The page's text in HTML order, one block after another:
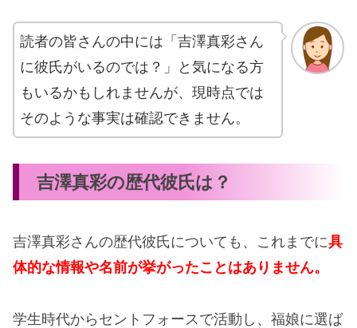
読者の皆さんの中には「吉澤真彩さん
に彼氏がいるのでは？」と気になる方
もいるかもしれませんが、現時点では
そのような事実は確認できません。
吉澤真彩の歴代彼氏は？
吉澤真彩さんの歴代彼氏についても、これまでに具
体的な情報や名前が挙がったことはありません。
学生時代からセントフォースで活動し、福娘に選ば